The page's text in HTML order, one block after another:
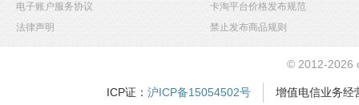
电子账户服务协议
法律声明
卡淘平台价格发布规范
禁止发布商品规则
© 2012-2026
ICP证：沪ICP备15054502号 增值电信业务经